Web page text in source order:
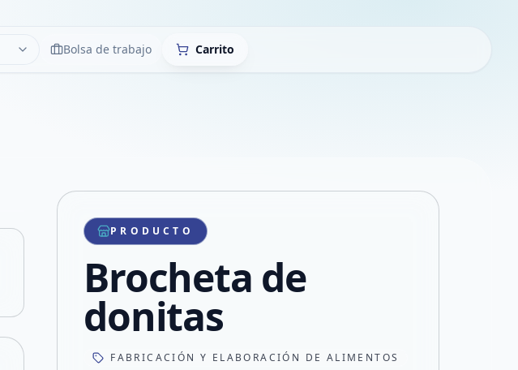
LimpiarBolsa de trabajo Carrito
Compartir producto
Compartir por WhatsApp
Compartir por mail
Compartir en Facebook
Compartir en X
PRODUCTO
Brocheta de
donitas
FABRICACIÓN Y ELABORACIÓN DE ALIMENTOS